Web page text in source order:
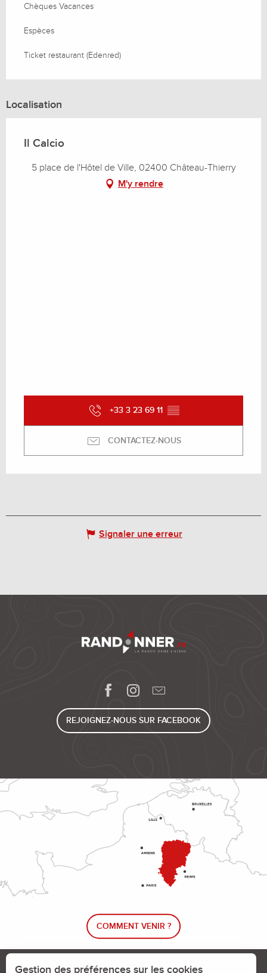
Chèques Vacances
Espèces
Ticket restaurant (Edenred)
Localisation
Il Calcio
5 place de l'Hôtel de Ville, 02400 Château-Thierry
M'y rendre
+33 3 23 69 11 ▒▒
CONTACTEZ-NOUS
Signaler une erreur
REJOIGNEZ-NOUS SUR FACEBOOK
COMMENT VENIR ?
Le blog rando !
Gestion des préférences sur les cookies